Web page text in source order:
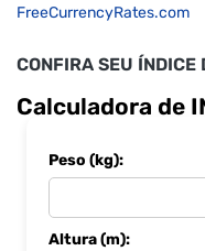
FreeCurrencyRates.com
CONFIRA SEU ÍNDICE
Calculadora de
Peso (kg):
Altura (m):